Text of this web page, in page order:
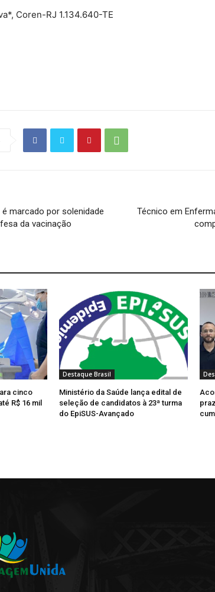
Coren-RJ 1.134.640-TE
é marcado por solenidade
da vacinação
Técnico em
cinco
R$ 16 mil
Destaque Brasil
Ministério da Saúde lança edital de
seleção de candidatos à 23ª turma
do EpiSUS-Avançado